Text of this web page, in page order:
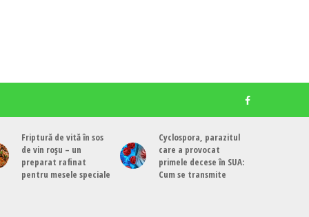
Friptură de vită în sos
de vin roșu – un
preparat rafinat
pentru mesele speciale
Cyclospora, parazitul
care a provocat
primele decese în SUA:
Cum se transmite